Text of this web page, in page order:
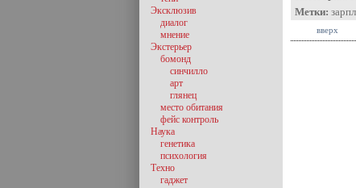
Метки:
вверх
Эксклюзив
диалог
мнение
Экстерьер
бомонд
синчилло
арт
глянец
место обитания
фейс контроль
Наука
генетика
психология
Техно
гаджет